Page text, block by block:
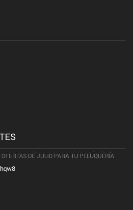
DE JULIO PARA TU PELUQUERÍA